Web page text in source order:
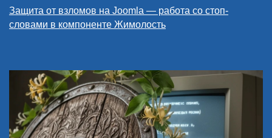
Защита от взломов на Joomla — работа со стоп-
словами в компоненте Жимолость